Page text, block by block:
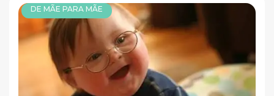
DE MÃE PARA MÃE